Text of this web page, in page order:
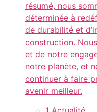
résumé, nous
déterminée à
de durabilité et
construction.
et de notre
notre planète, et
continuer à faire
avenir meilleur.